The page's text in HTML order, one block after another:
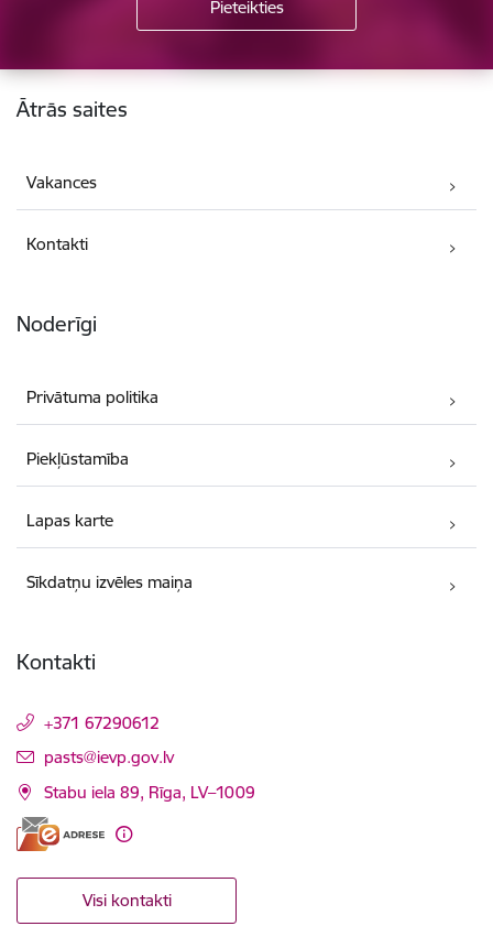
Kājene
Ātrās saites
Vakances
Kontakti
Noderīgi
Privātuma politika
Piekļūstamība
Lapas karte
Sīkdatņu izvēles maiņa
Kontakti
+371 67290612
E-pasts:
pasts@ievp.gov.lv
Stabu iela 89, Rīga, LV–1009
Visi kontakti